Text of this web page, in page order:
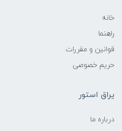
خانه
راهنما
قوانین و مقررات
حریم خصوصی
یراق استور
درباره ما